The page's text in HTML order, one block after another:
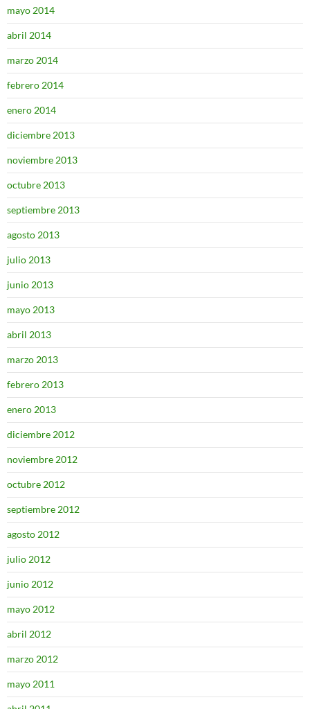
mayo 2014
abril 2014
marzo 2014
febrero 2014
enero 2014
diciembre 2013
noviembre 2013
octubre 2013
septiembre 2013
agosto 2013
julio 2013
junio 2013
mayo 2013
abril 2013
marzo 2013
febrero 2013
enero 2013
diciembre 2012
noviembre 2012
octubre 2012
septiembre 2012
agosto 2012
julio 2012
junio 2012
mayo 2012
abril 2012
marzo 2012
mayo 2011